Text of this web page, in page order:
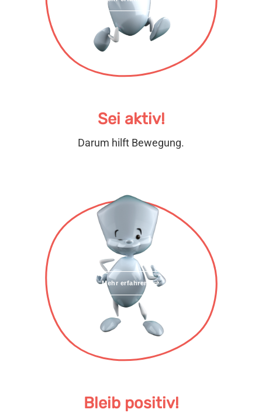
Sei aktiv!
Darum hilft Bewegung.
Mehr erfahren
Bleib positiv!